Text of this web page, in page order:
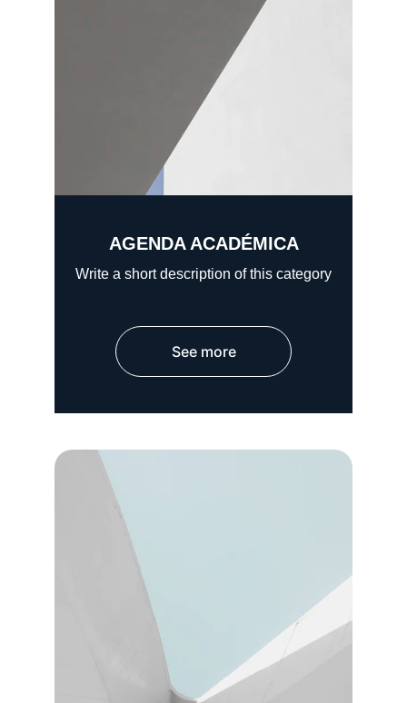
AGENDA ACADÉMICA
See more
Write a short description of this category